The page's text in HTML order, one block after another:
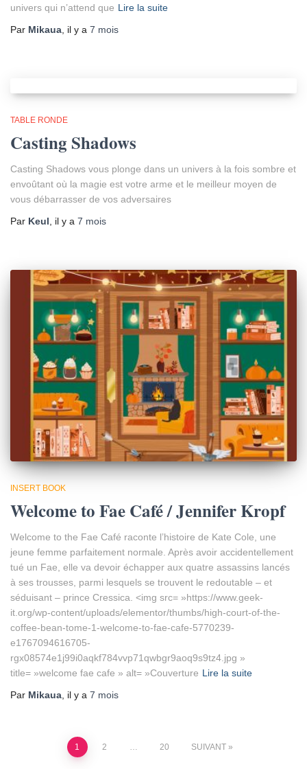
univers qui n’attend que Lire la suite
Par Mikaua, il y a 7 mois
TABLE RONDE
Casting Shadows
Casting Shadows vous plonge dans un univers à la fois sombre et
envoûtant où la magie est votre arme et le meilleur moyen de
vous débarrasser de vos adversaires
Par Keul, il y a 7 mois
INSERT BOOK
Welcome to Fae Café / Jennifer Kropf
Welcome to the Fae Café raconte l’histoire de Kate Cole, une
jeune femme parfaitement normale. Après avoir accidentellement
tué un Fae, elle va devoir échapper aux quatre assassins lancés
à ses trousses, parmi lesquels se trouvent le redoutable – et
séduisant – prince Cressica. <img src= »https://www.geek-
it.org/wp-content/uploads/elementor/thumbs/high-court-of-the-
coffee-bean-tome-1-welcome-to-fae-cafe-5770239-
e1767094616705-
rgx08574e1j99i0aqkf784vvp71qwbgr9aoq9s9tz4.jpg »
title= »welcome fae cafe » alt= »Couverture Lire la suite
Par Mikaua , il y a 7 mois
1 2 … 20 SUIVANT